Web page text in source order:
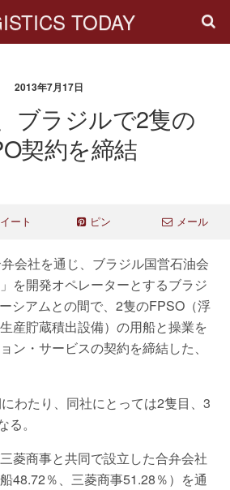
TODAY
2013年7月17日
ブラジルで2隻の
契約を締結
ート ピン メール
会社を通じ、ブラジル国営石油会
を開発オペレーターとするブラジ
シアムとの間で、2隻のFPSO（浮
産貯蔵積出設備）の用船と操業を
ン・サービスの契約を締結した、
わたり、同社にとっては2隻目、3
。
菱商事と共同で設立した合弁会社
48.72％、三菱商事51.28％）を通